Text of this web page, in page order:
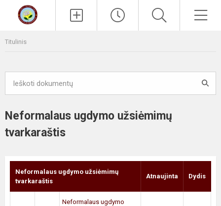
Titulinis
Neformalaus ugdymo užsiėmimų
tvarkaraštis
Neformalaus ugdymo užsiėmimų
tvarkaraštis
Atnaujinta Dydis
Neformalaus ugdymo